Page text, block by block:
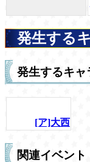
発生する
発生するキャ
[ア]大西
関連イベント